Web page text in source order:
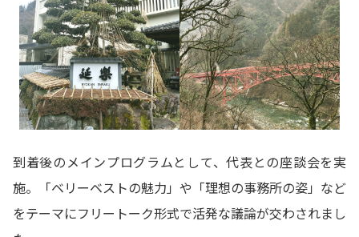
到着後のメインプログラムとして、代表との座談会を実
施。「ベリーベストの魅力」や「理想の事務所の姿」など
をテーマにフリートーク形式で活発な議論が交わされまし